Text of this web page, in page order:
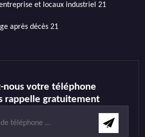
et locaux industriel 21
après décès 21
nous votre téléphone
rappelle gratuitement